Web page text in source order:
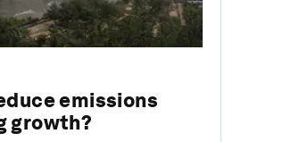
emissions
growth?